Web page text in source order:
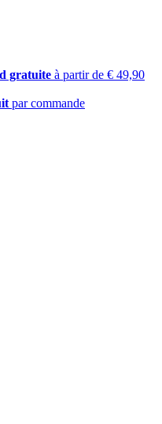
gratuite à partir de € 49,90
par commande